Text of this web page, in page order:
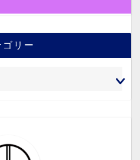
ゴリー